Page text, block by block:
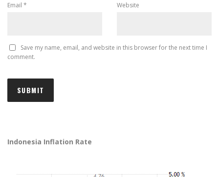
Email * Website
Save my name, email, and website in this browser for the next time I
comment.
Indonesia Inflation Rate